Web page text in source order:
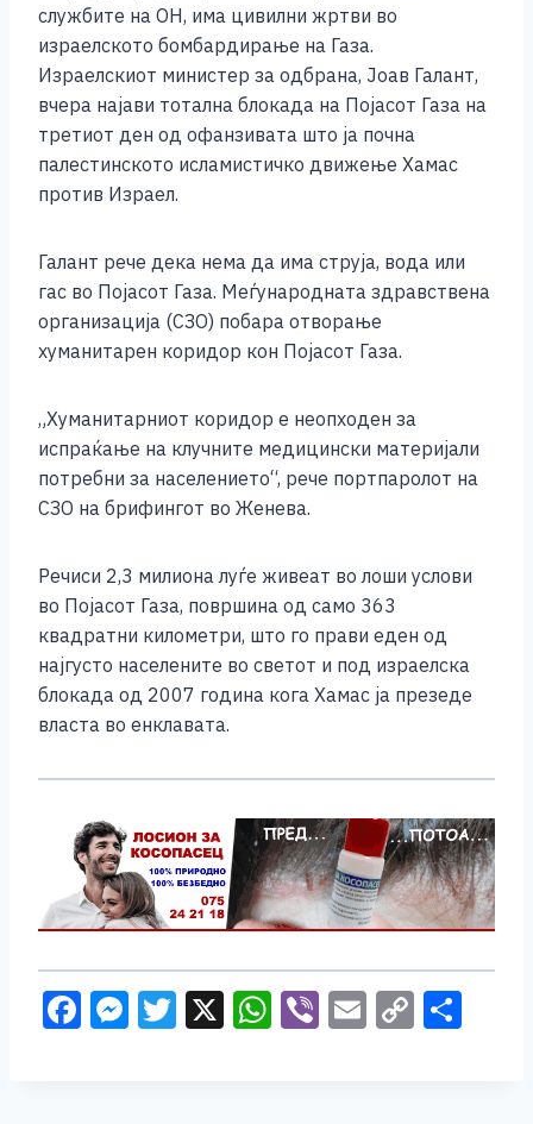
службите на ОН, има цивилни жртви во
израелското бомбардирање на Газа.
Израелскиот министер за одбрана, Јоав Галант,
вчера најави тотална блокада на Појасот Газа на
третиот ден од офанзивата што ја почна
палестинското исламистичко движење Хамас
против Израел.
Галант рече дека нема да има струја, вода или
гас во Појасот Газа. Меѓународната здравствена
организација (СЗО) побара отворање
хуманитарен коридор кон Појасот Газа.
„Хуманитарниот коридор е неопходен за
испраќање на клучните медицински материјали
потребни за населението“, рече портпаролот на
СЗО на брифингот во Женева.
Речиси 2,3 милиона луѓе живеат во лоши услови
во Појасот Газа, површина од само 363
квадратни километри, што го прави еден од
најгусто населените во светот и под израелска
блокада од 2007 година кога Хамас ја презеде
власта во енклавата.
F M T X W Vi E C